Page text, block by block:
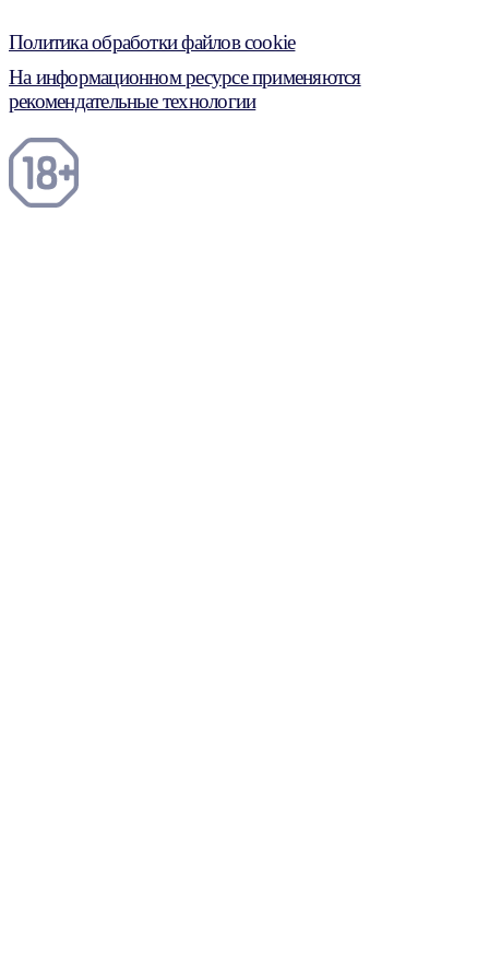
Политика обработки файлов cookie
На информационном ресурсе применяются
рекомендательные технологии